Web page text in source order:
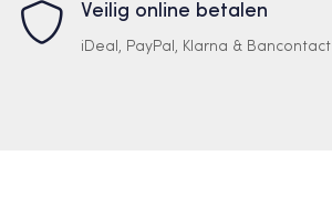
Veilig online betalen
iDeal, PayPal, Klarna & Bancontact